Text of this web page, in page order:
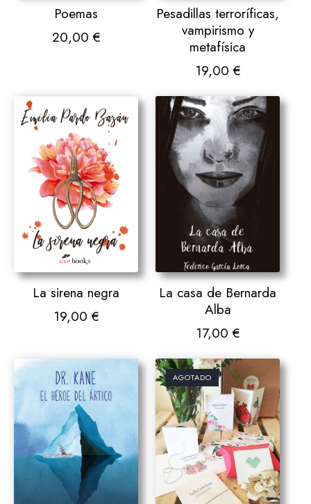
Poemas
20,00 €
Pesadillas terroríficas,
vampirismo y
metafísica
19,00 €
La sirena negra
19,00 €
La casa de Bernarda
Alba
17,00 €
AGOTADO